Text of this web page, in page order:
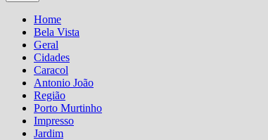
Home
Bela Vista
Geral
Cidades
Caracol
Antonio João
Região
Porto Murtinho
Impresso
Jardim